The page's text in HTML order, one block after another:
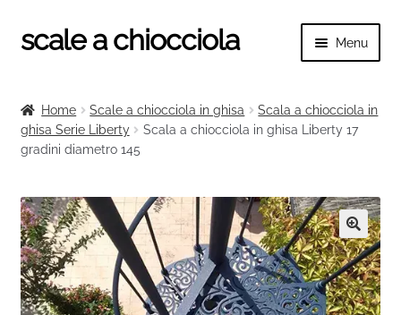
Vai
alla
Vai
al
scale a chiocciola Menu
il
menu
Tutte le scale
child
il
menu
child
Ringhiere e balaustre
il
menu
child
Home Scale a chiocciola in ghisa
Scala a chiocciola in
ghisa Serie Liberty
Scala a chiocciola in ghisa Liberty 17
gradini diametro 145
🔍